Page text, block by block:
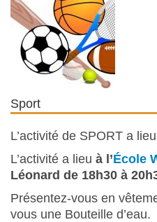
Sport
L’activité de SPORT a
L’activité a lieu à l’École
Léonard de 18h30 à
Présentez-vous en
vous une Bouteille d’eau.